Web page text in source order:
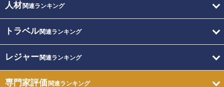
人材関連ランキング
トラベル関連ランキング
レジャー関連ランキング
専門家評価関連ランキング